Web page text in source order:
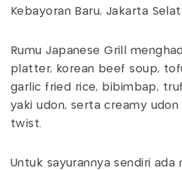
Kebayoran Baru, Jakarta
Rumu Japanese Grill
platter, korean beef soup,
garlic fried rice, bibimbap,
yaki udon, serta creamy udon
twist.
Untuk sayurannya sendiri ada